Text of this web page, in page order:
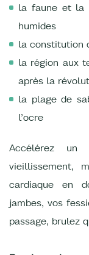
la faune et la
humides
la constitution
la région aux
après la
la plage de
l’ocre
Accélérez
vieillissement,
cardiaque en
jambes, vos
passage, brulez